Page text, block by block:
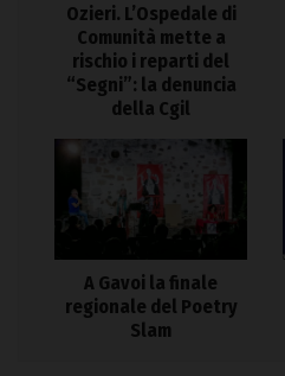
Ozieri. L’Ospedale di
Comunità mette a
rischio i reparti del
“Segni”: la denuncia
della Cgil
A Gavoi la finale
regionale del Poetry
Slam